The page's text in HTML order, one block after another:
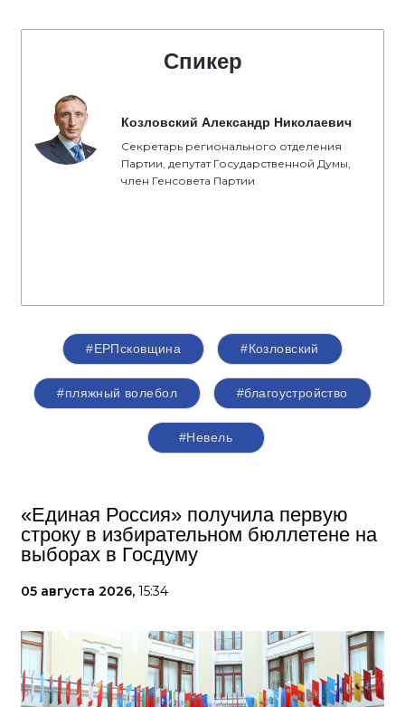
Спикер
Козловский Александр Николаевич
Секретарь регионального отделения
Партии, депутат Государственной Думы,
член Генсовета Партии
#ЕРПсковщина #Козловский
#пляжный волебол #благоустройство
#Невель
«Единая Россия» получила первую
строку в избирательном бюллетене на
выборах в Госдуму
05 августа 2026, 15:34